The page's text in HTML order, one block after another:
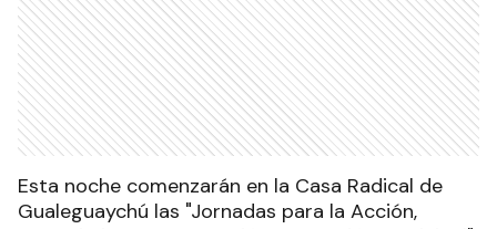
Esta noche comenzarán en la Casa Radical de
Gualeguaychú las "Jornadas para la Acción,